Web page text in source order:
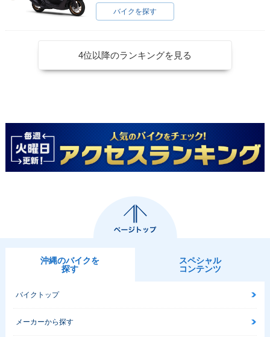
バイクを探す
4位以降のランキングを見る
沖縄のバイクを
探す
スペシャル
コンテンツ
バイクトップ
メーカーから探す